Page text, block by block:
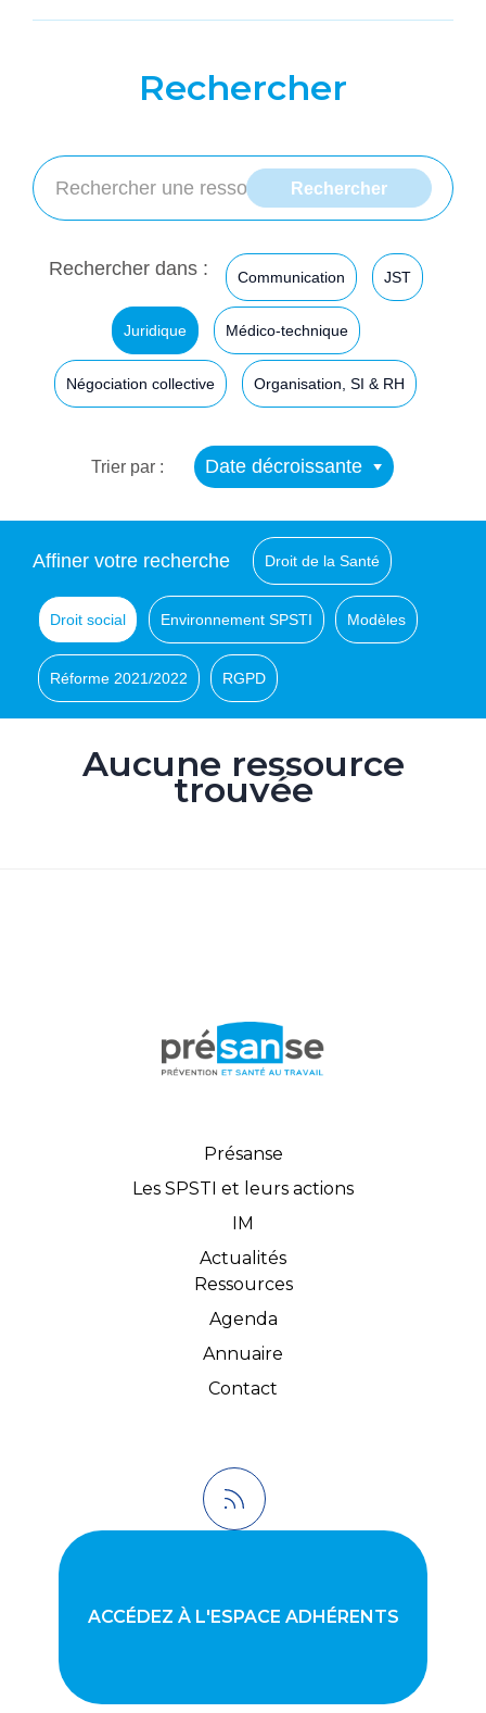
Rechercher
Rechercher dans : Communication JST
Juridique Médico-technique
Négociation collective Organisation, SI & RH
Trier par : Date décroissante
Affiner votre recherche Droit de la Santé
Droit social Environnement SPSTI Modèles
Réforme 2021/2022 RGPD
Aucune ressource
trouvée
Présanse
Les SPSTI et leurs actions
IM
Actualités
Ressources
Agenda
Annuaire
Contact
ACCÉDEZ À L'ESPACE ADHÉRENTS